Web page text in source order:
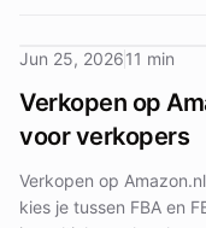
Jun 25, 202611 min
Verkopen op
voor verkopers
Verkopen op
kies je tussen FBA en